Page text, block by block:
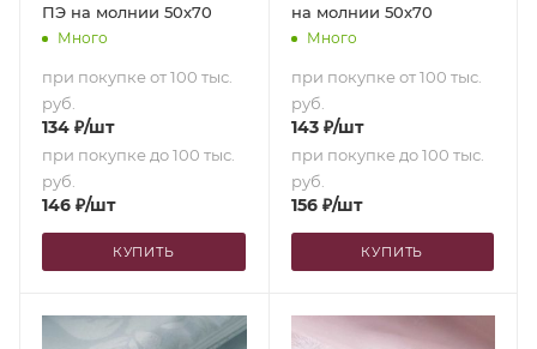
ПЭ на молнии 50х70
Много
при покупке от 100 тыс.
руб.
134 ₽/шт
при покупке до 100 тыс.
руб.
146 ₽/шт
КУПИТЬ
на молнии 50х70
Много
при покупке от 100 тыс.
руб.
143₽/шт
при покупке до 100 тыс.
руб.
156₽/шт
КУПИТЬ